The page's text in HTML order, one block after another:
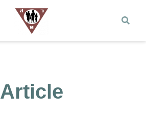
Article